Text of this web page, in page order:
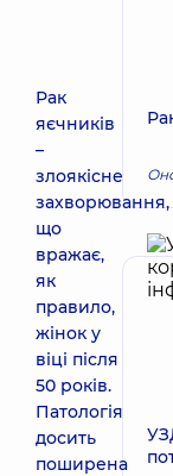
Рак
яєчників
–
злоякісне
захворювання,
що
вражає,
як
правило,
жінок у
віці після
50 років.
Патологія
досить
поширена